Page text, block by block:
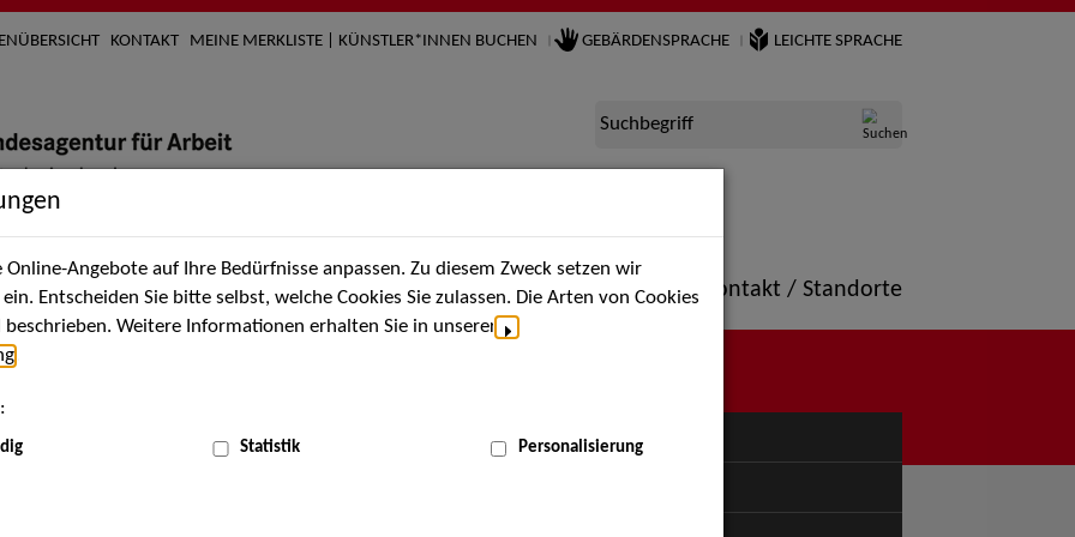
KONTAKT MEINE MERKLISTE | KÜNSTLER*INNEN BUCHEN GEBÄRDENSPRACHE LEICHTE SPRACHE
Suchbegriff
Künstler*innen Über uns Aktuelles Termine Portfolio Kontakt / Standorte
MENÜ
Angebote auf Ihre Bedürfnisse anpassen. Zu diesem Zweck setzen wir
Entscheiden Sie bitte selbst, welche Cookies Sie zulassen. Die Arten von Cookies
Weitere Informationen erhalten Sie in unserer
Statistik Personalisierung